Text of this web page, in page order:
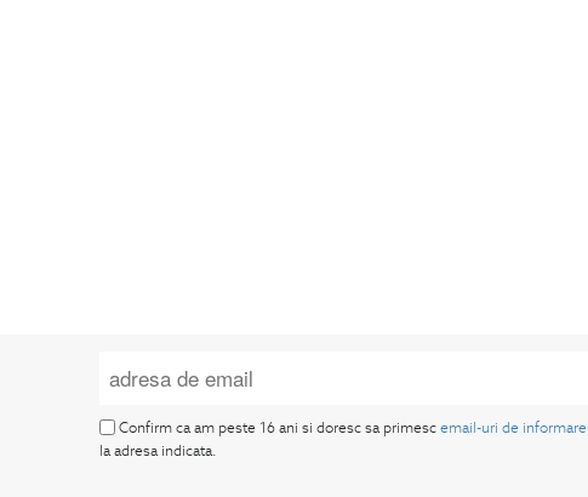
Confirm ca am peste 16 ani si doresc sa primescemail-uri de informare
la adresa indicata.